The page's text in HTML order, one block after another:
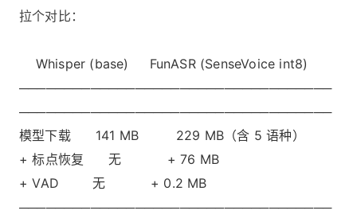
拉个对比：
Whisper (base) FunASR (SenseVoice int8)
───────────────────────────────────
───────────────────────────────────
模型下载 141 MB 229 MB（含 5 语种）
+ 标点恢复 无 + 76 MB
+ VAD 无 + 0.2 MB
───────────────────────────────────